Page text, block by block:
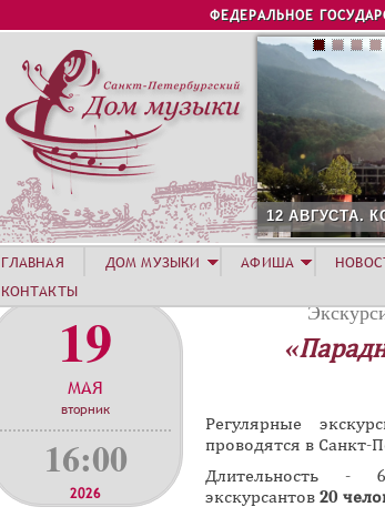
ФЕДЕРАЛЬНОЕ
12 АВГУСТА.
19
МАЯ
вторник
16:00
2026
Регулярные
проводятся в Санкт-
Длительность -
экскурсантов 20
ГЛАВНАЯ ДОМ МУЗЫКИ АФИША
КОНТАКТЫ